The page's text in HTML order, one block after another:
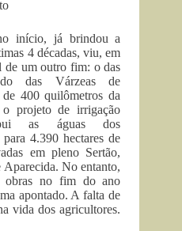
início, já brindou a
4 décadas, viu, em
de um outro fim: o das
das Várzeas de
400 quilômetros da
o projeto de irrigação
as águas dos
4.390 hectares de
em pleno Sertão,
Aparecida. No entanto,
obras no fim do ano
apontado. A falta de
vida dos agricultores.